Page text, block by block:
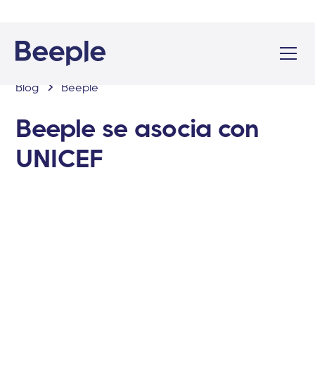
Blog Beeple
Beeple se asocia con
UNICEF